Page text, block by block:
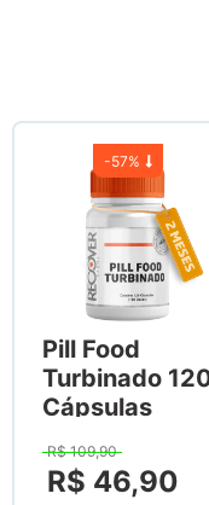
-57%
Pill Food
Turbinado
Cápsulas
R$ 109,90
R$ 46,90